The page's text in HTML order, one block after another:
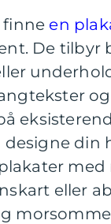
finne en
De tilbyr
din
med
eller